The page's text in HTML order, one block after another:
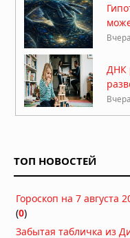
ДНК
ТОП НОВОСТЕЙ
Гороскоп на 7 августа
(0)
Забытая табличка из